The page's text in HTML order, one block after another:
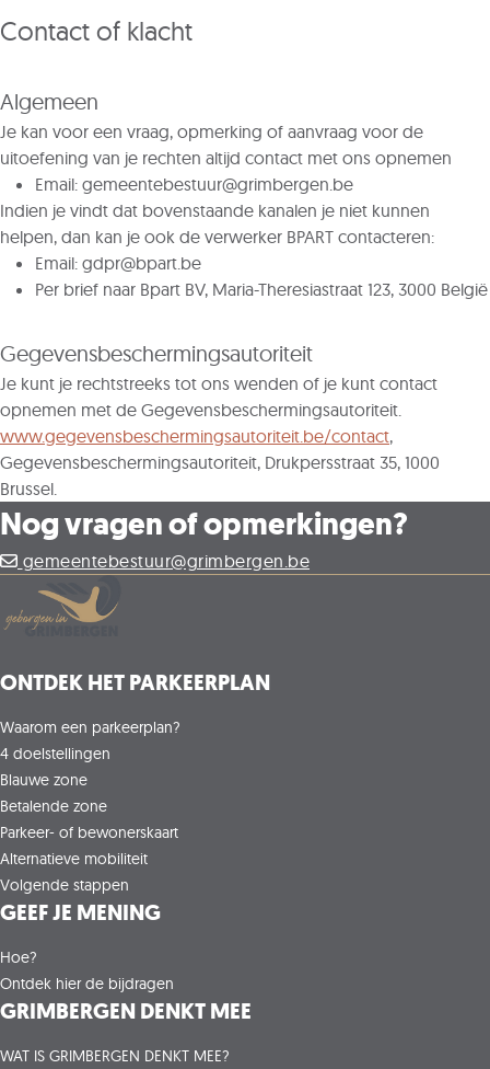
Contact of klacht
Algemeen
Je kan voor een vraag, opmerking of aanvraag voor de
uitoefening van je rechten altijd contact met ons opnemen
Email: gemeentebestuur@grimbergen.be
Indien je vindt dat bovenstaande kanalen je niet kunnen
helpen, dan kan je ook de verwerker BPART contacteren:
Email: gdpr@bpart.be
Per brief naar Bpart BV, Maria-Theresiastraat 123, 3000 België
Gegevensbeschermingsautoriteit
Je kunt je rechtstreeks tot ons wenden of je kunt contact
opnemen met de Gegevensbeschermingsautoriteit.
www.gegevensbeschermingsautoriteit.be/contact,
Gegevensbeschermingsautoriteit, Drukpersstraat 35, 1000
Brussel.
Nog vragen of opmerkingen?
gemeentebestuur@grimbergen.be
ONTDEK HET PARKEERPLAN
Waarom een parkeerplan?
4 doelstellingen
Blauwe zone
Betalende zone
Parkeer- of bewonerskaart
Alternatieve mobiliteit
Volgende stappen
GEEF JE MENING
Hoe?
Ontdek hier de bijdragen
GRIMBERGEN DENKT MEE
WAT IS GRIMBERGEN DENKT MEE?